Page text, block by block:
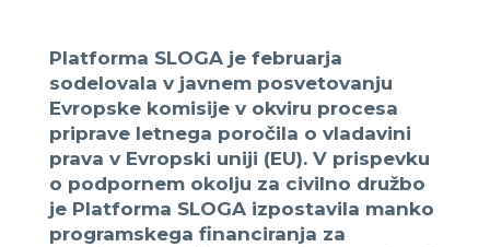
Platforma SLOGA je februarja
sodelovala v javnem posvetovanju
Evropske komisije v okviru procesa
priprave letnega poročila o vladavini
prava v Evropski uniji (EU). V prispevku
o podpornem okolju za civilno družbo
je Platforma SLOGA izpostavila manko
programskega financiranja za